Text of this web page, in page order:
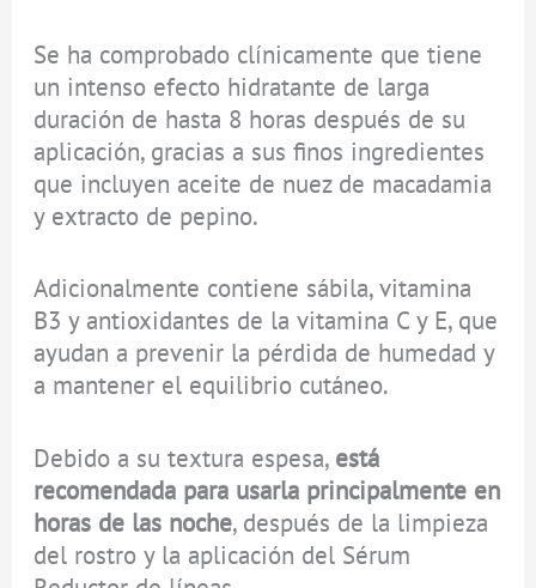
Se ha comprobado clínicamente que tiene
un intenso efecto hidratante de larga
duración de hasta 8 horas después de su
aplicación, gracias a sus finos ingredientes
que incluyen aceite de nuez de macadamia
y extracto de pepino.
Adicionalmente contiene sábila, vitamina
B3 y antioxidantes de la vitamina C y E, que
ayudan a prevenir la pérdida de humedad y
a mantener el equilibrio cutáneo.
Debido a su textura espesa, está
recomendada para usarla principalmente en
horas de las noche, después de la limpieza
del rostro y la aplicación del Sérum